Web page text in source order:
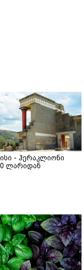
- ჰერაკლიონი
ლარიდან